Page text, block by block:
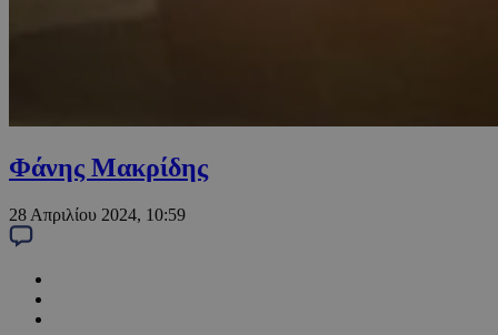
Φάνης Μακρίδης
28 Απριλίου 2024, 10:59